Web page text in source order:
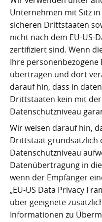
Unternehmen mit Sitz
sicheren Drittstaaten
nicht nach dem EU-US-
zertifiziert sind. Wenn
Ihre personenbezogene
übertragen und dort
darauf hin, dass in
Drittstaaten kein mit
Datenschutzniveau
Wir weisen darauf hin,
Drittstaat grundsätzlich
Datenschutzniveau
Datenübertragung in
wenn der Empfänger
„EU-US Data Privacy
über geeignete
Informationen zu